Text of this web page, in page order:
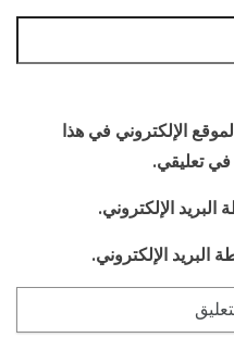
الإلكتروني في هذا
في تعليقي.
البريد الإلكتروني.
البريد الإلكتروني.